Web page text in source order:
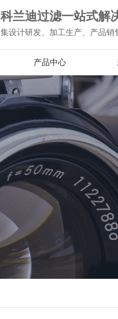
科兰迪过滤一站式解
集设计研发、加工生产、产品销
产品中心